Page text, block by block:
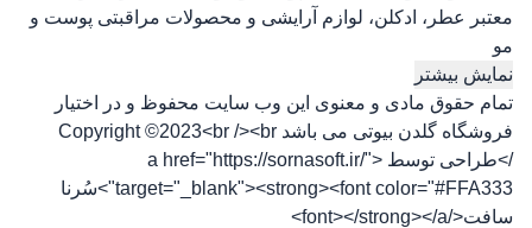
معتبر عطر، ادکلن، لوازم آرایشی و محصولات مراقبتی پوست و
مو
نمایش بیشتر
تمام حقوق مادی و معنوی این وب سایت محفوظ و در اختیار
فروشگاه گلدن بیوتی می باشد Copyright ©2023<br /><br
/>طراحی توسط <a href="https://sornasoft.ir/"
target="_blank"><strong><font color="#FFA333">سُرنا
سافت</font></strong></a>